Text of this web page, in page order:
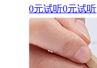
0元试听0元试听